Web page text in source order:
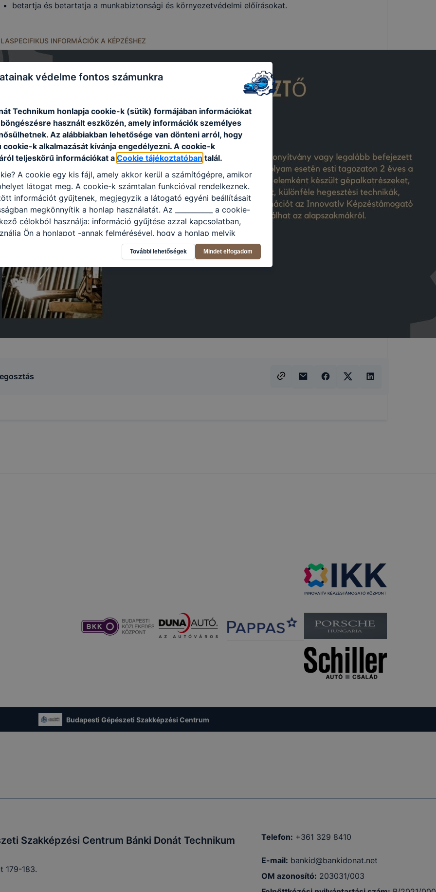
betartja és betartatja a munkabiztonsági és környezetvédelmi előírásokat.
INFORMÁCIÓK A KÉPZÉSHEZ
Budapesti Gépészeti Szakképzési Centrum
Szakképzési Centrum Bánki Donát Technikum
179-183.
Telefon: +361 329 8410
E-mail: bankid@bankidonat.net
OM azonosító: 203031/003
védelme fontos számunkra
Technikum honlapja cookie-k (sütik) formájában információkat
használt eszközén, amely információk személyes
Az alábbiakban lehetősége van dönteni arról, hogy
cookie-k alkalmazását kívánja engedélyezni. A cookie-k
teljeskörű információkat aCookie tájékoztatóban talál.
A cookie egy kis fájl, amely akkor kerül a számítógépre, amikor
látogat meg. A cookie-k számtalan funkcióval rendelkeznek.
információt gyűjtenek, megjegyzik a látogató egyéni beállításait
megkönnyítik a honlap használatát. Az ___________ a cookie-
célokból használja: információ gyűjtése azzal kapcsolatban,
Ön a honlapot -annak felmérésével, hogy a honlap melyik
vagy használja leginkább, így megtudhatjuk, hogyan
Önnek még jobb felhasználói élményt, ha ismét meglátogatja
fejlesztése. Hogyan ellenőrizheti és hogyan tudja kikapcsolni a
Minden modern böngésző engedélyezi a cookie-k beállításának a
A legtöbb böngésző alapértelmezettként automatikusan elfogadja
de ezek általában megváltoztathatók. Felhívjuk figyelmét, hogy
k célja honlapunk használhatóságának és folyamatainak
vagy törlése által előfordulhat, hogy felhasználóink nem
További lehetőségek Mindet elfogadom